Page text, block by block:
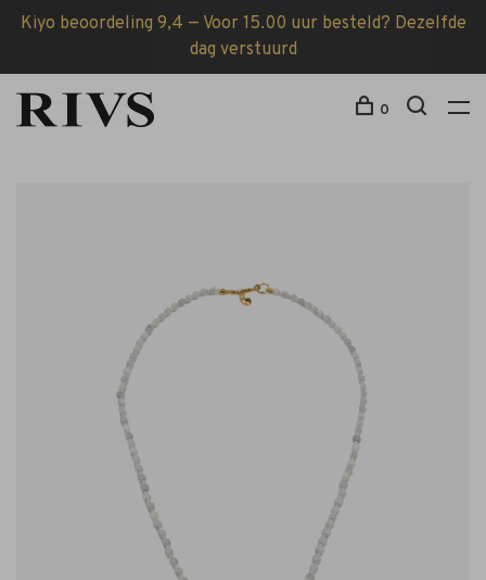
Kiyo beoordeling 9,4 — Voor 15.00 uur besteld? Dezelfde
dag verstuurd
0